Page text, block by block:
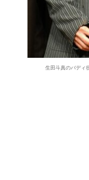
生田斗真のバディ